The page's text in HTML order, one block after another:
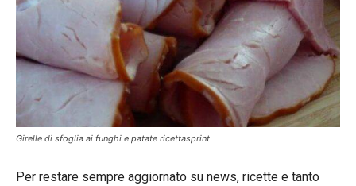
Girelle di sfoglia ai funghi e patate ricettasprint
Per restare sempre aggiornato su news, ricette e tanto